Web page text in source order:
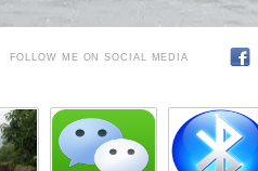
FOLLOW ME ON SOCIAL MEDIA